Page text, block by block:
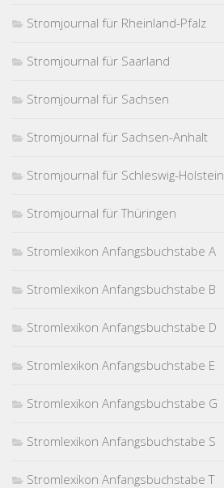
Stromjournal für Rheinland-Pfalz
Stromjournal für Saarland
Stromjournal für Sachsen
Stromjournal für Sachsen-Anhalt
Stromjournal für Schleswig-Holstein
Stromjournal für Thüringen
Stromlexikon Anfangsbuchstabe A
Stromlexikon Anfangsbuchstabe B
Stromlexikon Anfangsbuchstabe D
Stromlexikon Anfangsbuchstabe E
Stromlexikon Anfangsbuchstabe G
Stromlexikon Anfangsbuchstabe S
Stromlexikon Anfangsbuchstabe T